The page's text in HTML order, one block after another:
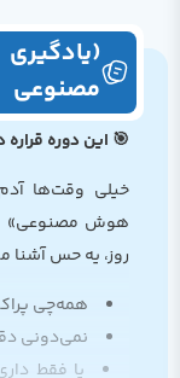
مصنوعی
🎯 این دوره
خیلی وقت‌ها
هوش مصنوعی»
روز، یه حس آشنا
همه‌چی
نمی‌دونی
یا فقط